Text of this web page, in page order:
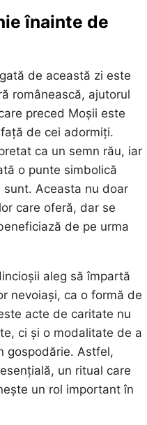
înainte de
de această zi este
românească, ajutorul
preced Moșii este
de cei adormiți.
ca un semn rău, iar
o punte simbolică
Aceasta nu doar
care oferă, dar se
de pe urma
aleg să împartă
nevoiași, ca o formă de
acte de caritate nu
ci și o modalitate de a
gospodărie. Astfel,
un ritual care
un rol important în